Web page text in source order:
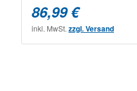
86,99 €
inkl. MwSt. zzgl. Versand